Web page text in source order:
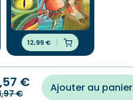
12,99€
€
€ Ajouter au panier